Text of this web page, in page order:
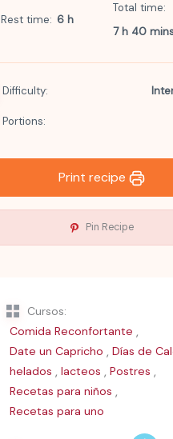
Rest time 6 h
Total time
7 h 40
Difficulty:
Portions:
Print recipe
Pin Recipe
Cursos:
Comida Reconfortante ,
Date un Capricho , Días de
helados , lacteos , Postres ,
Recetas para niños ,
Recetas para uno